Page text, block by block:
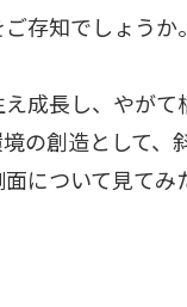
存知でしょう
成長し、やが
の創造として
について見てみ